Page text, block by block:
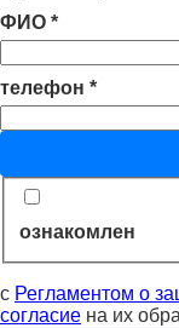
ФИО *
телефон *
ознакомлен
с Регламентом о
согласие на их